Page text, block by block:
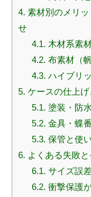
4. 素材別のメリ
せ
4.1. 木材系素
4.2. 布素材（
4.3. ハイブリ
5. ケースの仕上
5.1. 塗装・防
5.2. 金具・蝶
5.3. 保管と使
6. よくある失敗
6.1. サイズ誤
6.2. 衝撃保護